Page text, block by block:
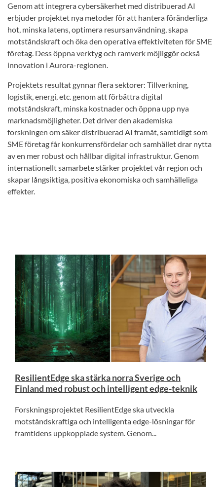
Genom att integrera cybersäkerhet med distribuerad AI
erbjuder projektet nya metoder för att hantera föränderliga
hot, minska latens, optimera resursanvändning, skapa
motståndskraft och öka den operativa effektiviteten för SME
företag. Dess öppna verktyg och ramverk möjliggör också
innovation i Aurora-regionen.
Projektets resultat gynnar flera sektorer: Tillverkning,
logistik, energi, etc. genom att förbättra digital
motståndskraft, minska kostnader och öppna upp nya
marknadsmöjligheter. Det driver den akademiska
forskningen om säker distribuerad AI framåt, samtidigt som
SME företag får konkurrensfördelar och samhället drar nytta
av en mer robust och hållbar digital infrastruktur. Genom
internationellt samarbete stärker projektet vår region och
skapar långsiktiga, positiva ekonomiska och samhälleliga
effekter.
ResilientEdge ska stärka norra Sverige och
Finland med robust och intelligent edge-teknik
Forskningsprojektet ResilientEdge ska utveckla
motståndskraftiga och intelligenta edge-lösningar för
framtidens uppkopplade system. Genom...